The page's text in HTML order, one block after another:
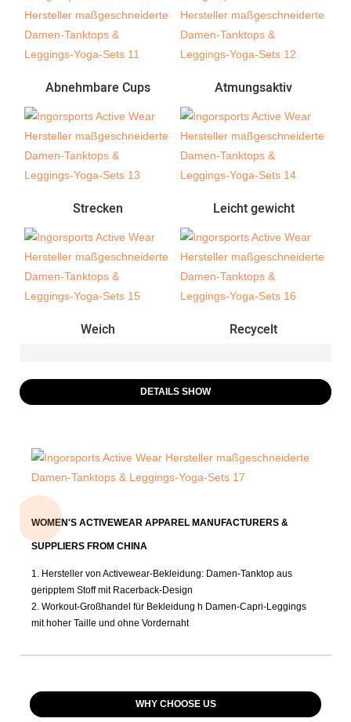
Abnehmbare Cups Atmungsaktiv
Strecken Leicht gewicht
Weich Recycelt
DETAILS SHOW
WOMEN'S ACTIVEWEAR APPAREL MANUFACTURERS &
SUPPLIERS FROM CHINA
1. Hersteller von Activewear-Bekleidung: Damen-Tanktop aus
geripptem Stoff mit Racerback-Design
2. Workout-Großhandel für Bekleidung h Damen-Capri-Leggings
mit hoher Taille und ohne Vordernaht
WHY CHOOSE US